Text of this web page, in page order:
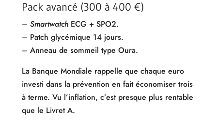
Pack avancé (300 à 400 €)
– SmartwatchECG + SPO2.
– Patch glycémique 14 jours.
– Anneau de sommeil type Oura.
La Banque Mondiale rappelle que chaque euro
investi dans la prévention en fait économiser trois
à terme. Vu l’inflation, c’est presque plus rentable
que le Livret A.